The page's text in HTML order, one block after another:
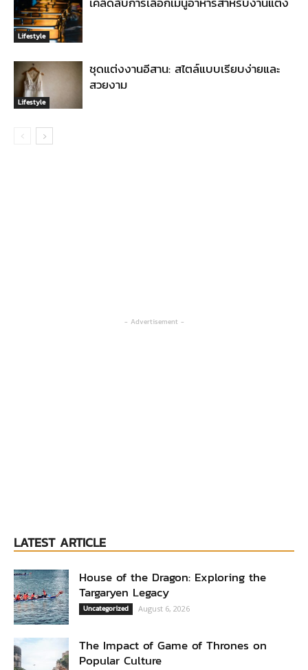
Lifestyle
Lifestyle
ชุดแต่งงานอีสาน: สไตล์แบบเรียบง่ายและ
สวยงาม
- Advertisement -
LATEST ARTICLE
House of the Dragon: Exploring the
Targaryen Legacy
Uncategorized August 6, 2026
The Impact of Game of Thrones on
Popular Culture